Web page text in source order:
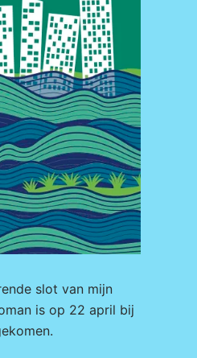
slot van mijn
is op 22 april bij